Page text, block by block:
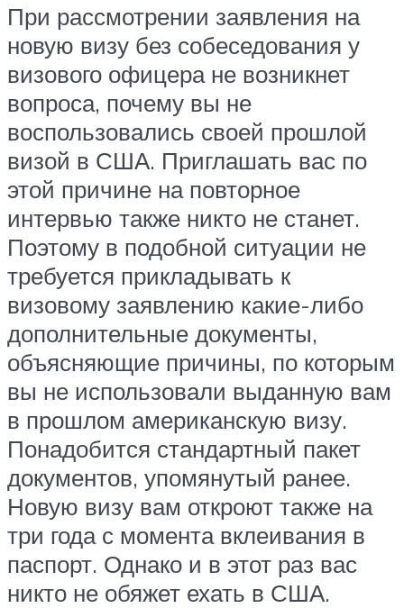
При рассмотрении заявления на
новую визу без собеседования у
визового офицера не возникнет
вопроса, почему вы не
воспользовались своей прошлой
визой в США. Приглашать вас по
этой причине на повторное
интервью также никто не станет.
Поэтому в подобной ситуации не
требуется прикладывать к
визовому заявлению какие-либо
дополнительные документы,
объясняющие причины, по которым
вы не использовали выданную вам
в прошлом американскую визу.
Понадобится стандартный пакет
документов, упомянутый ранее.
Новую визу вам откроют также на
три года с момента вклеивания в
паспорт. Однако и в этот раз вас
никто не обяжет ехать в США.